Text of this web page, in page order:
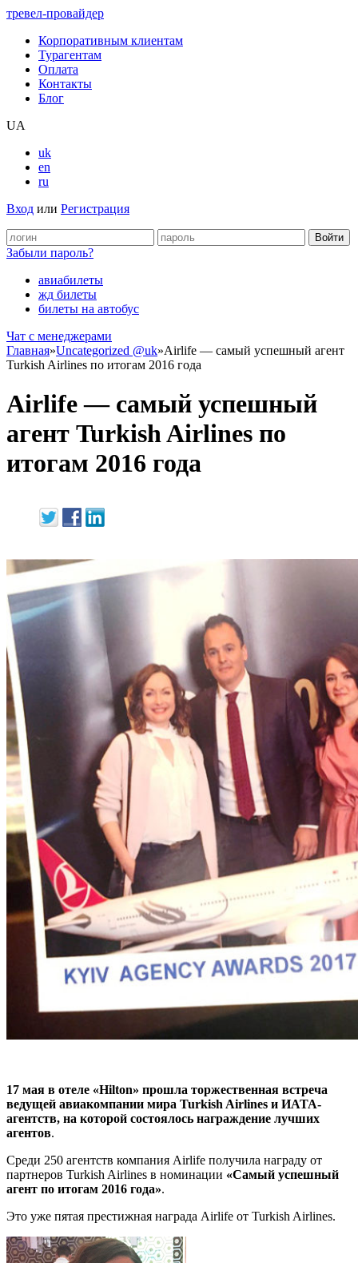
тревел-провайдер
Корпоративным клиентам
Турагентам
Оплата
Контакты
Блог
UA
uk
en
ru
Вход или Регистрация
Забыли пароль?
авиабилеты
жд билеты
билеты на автобус
Чат c менеджерами
Главная»Uncategorized @uk»Airlife — cамый успешный агент
Turkish Airlines по итогам 2016 года
Airlife — cамый успешный
агент Turkish Airlines по
итогам 2016 года
17 мая в отеле «Hilton» прошла торжественная встреча
ведущей авиакомпании мира Turkish Airlines и ИАТА-
агентств, на которой состоялось награждение лучших
агентов.
Среди 250 агентств компания Airlife получила награду от
партнеров Turkish Airlines в номинации «Самый успешный
агент по итогам 2016 года».
Это уже пятая престижная награда Airlife от Turkish Airlines.